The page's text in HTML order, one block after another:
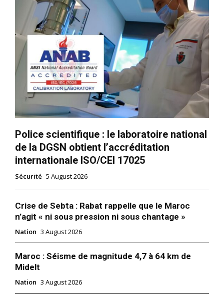
Police scientifique : le laboratoire national
de la DGSN obtient l’accréditation
internationale ISO/CEI 17025
Sécurité 5 August 2026
Crise de Sebta : Rabat rappelle que le Maroc
n’agit « ni sous pression ni sous chantage »
Nation 3 August 2026
Maroc : Séisme de magnitude 4,7 à 64 km de
Midelt
Nation 3 August 2026